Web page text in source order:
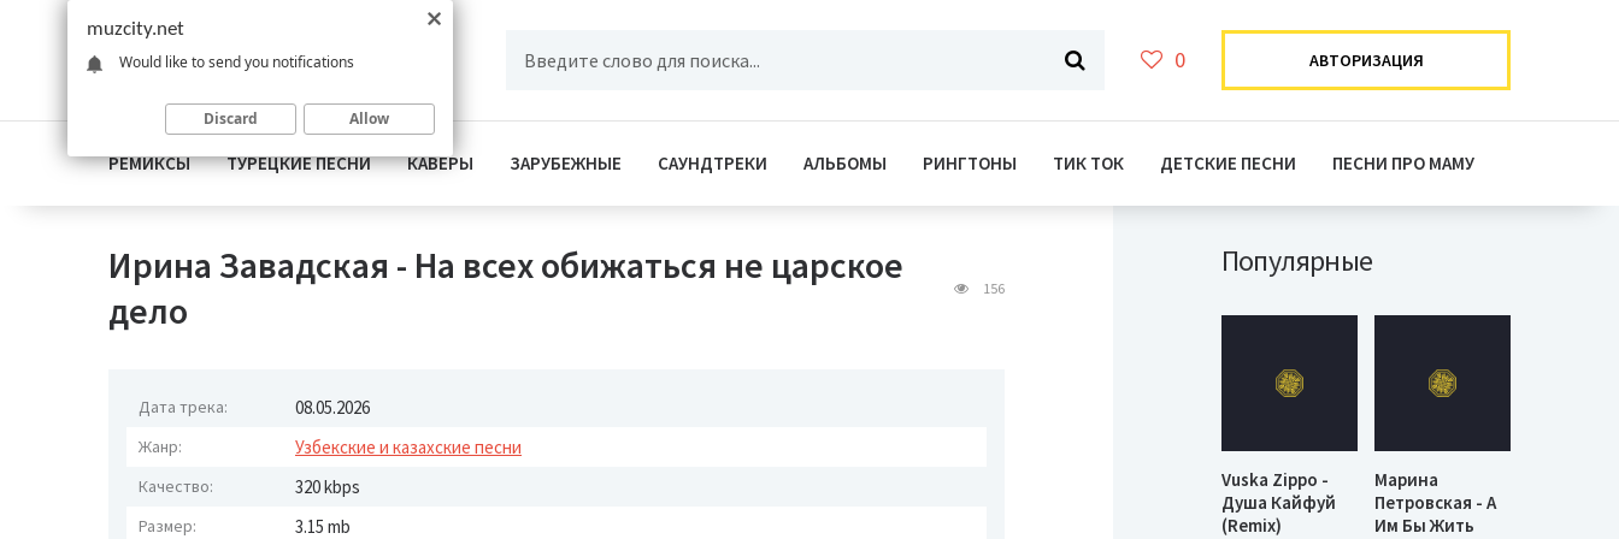
0 АВТОРИЗАЦИЯ
РЕМИКСЫ ТУРЕЦКИЕ ПЕСНИ КАВЕРЫ ЗАРУБЕЖНЫЕ САУНДТРЕКИ АЛЬБОМЫ РИНГТОНЫ ТИК ТОК ДЕТСКИЕ ПЕСНИ ПЕСНИ ПРО МАМУ
Ирина Завадская - На всех обижаться не царское
дело
156
Дата трека: 08.05.2026
Жанр: Узбекские и казахские песни
Качество: 320 kbps
Размер: 3.15 mb
Популярные
Vuska Zippo -
Душа Кайфуй
(Remix)
Марина
Петровская - А
Им Бы Жить
muzcity.net
Would like to send you notifications
Discard Allow